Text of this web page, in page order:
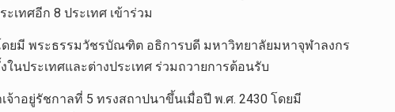
เทศอีก 8 ประเทศ เข้าร่วม
ยมี พระธรรมวัชรบัณฑิต อธิการบดี มหาวิทยาลัยมหาจุฬาลงกร
ระเทศและต่างประเทศ ร่วมถวายการต้อนรับ
าอยู่รัชกาลที่ 5 ทรงสถาปนาขึ้นเมื่อปี พ.ศ. 2430 โดยมี